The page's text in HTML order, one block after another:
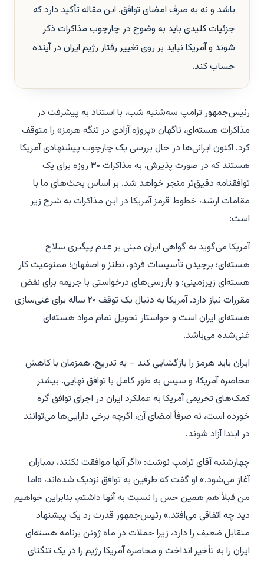
باشد و نه به صرف امضای توافق. این مقاله تأکید دارد که
جزئیات کلیدی باید به وضوح در چارچوب مذاکرات ذکر
شوند و آمریکا نباید بر روی تغییر رفتار رژیم ایران در آینده
حساب کند.
رئیس‌جمهور ترامپ سه‌شنبه شب، با استناد به پیشرفت در
مذاکرات هسته‌ای، ناگهان «پروژه آزادی در تنگه هرمز» را متوقف
کرد. اکنون ایرانی‌ها در حال بررسی یک چارچوب پیشنهادی آمریکا
هستند که در صورت پذیرش، به مذاکرات ۳۰ روزه برای یک
توافقنامه دقیق‌تر منجر خواهد شد. بر اساس بحث‌های ما با
مقامات ارشد، خطوط قرمز آمریکا در این مذاکرات به شرح زیر
است:
آمریکا می‌گوید به گواهی ایران مبنی بر عدم پیگیری سلاح
هسته‌ای؛ برچیدن تأسیسات فردو، نطنز و اصفهان؛ ممنوعیت کار
هسته‌ای زیرزمینی؛ و بازرسی‌های درخواستی با جریمه برای نقض
مقررات نیاز دارد. آمریکا به دنبال یک توقف ۲۰ ساله برای غنی‌سازی
هسته‌ای ایران است و خواستار تحویل تمام مواد هسته‌ای
غنی‌شده می‌باشد.
ایران باید هرمز را بازگشایی کند – به تدریج، همزمان با کاهش
محاصره آمریکا، و سپس به طور کامل با توافق نهایی. بیشتر
کمک‌های تحریمی آمریکا به عملکرد ایران در اجرای توافق گره
خورده است، نه صرفاً امضای آن، اگرچه برخی دارایی‌ها می‌توانند
در ابتدا آزاد شوند.
چهارشنبه آقای ترامپ نوشت: «اگر آنها موافقت نکنند، بمباران
آغاز می‌شود.» او گفت که طرفین به توافق نزدیک شده‌اند، «اما
من قبلاً هم همین حس را نسبت به آنها داشتم، بنابراین خواهیم
دید چه اتفاقی می‌افتد.» رئیس‌جمهور قدرت رد یک پیشنهاد
متقابل ضعیف را دارد، زیرا حملات در ماه ژوئن برنامه هسته‌ای
ایران را به تأخیر انداخت و محاصره آمریکا رژیم را در یک تنگنای